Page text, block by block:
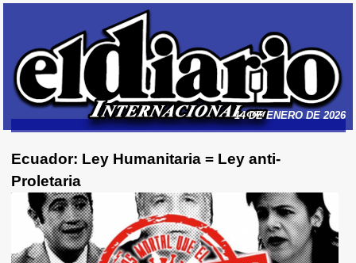
14 DE ENERO DE 2026
Ecuador: Ley Humanitaria = Ley anti-
Proletaria